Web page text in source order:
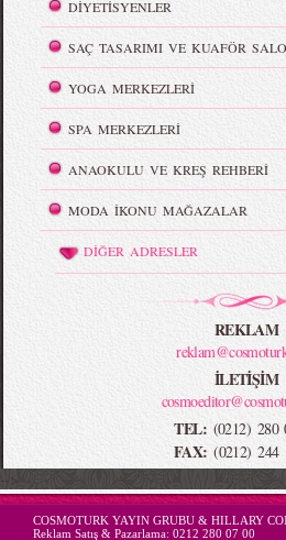
DİYETİSYENLER
SAÇ TASARIMI VE KUAFÖR
YOGA MERKEZLERİ
SPA MERKEZLERİ
ANAOKULU VE KREŞ REHBERİ
MODA İKONU MAĞAZALAR
DİĞER ADRESLER
REKLAM
İLETİŞİM
TEL: (0212) 280
FAX: (0212) 244
-->
COSMOTURK YAYIN GRUBU & HILLARY
Reklam Satış & Pazarlama: 0212 280 07 00